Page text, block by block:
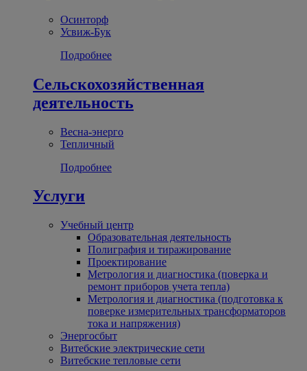
Осинторф
Усвиж-Бук
Подробнее
Сельскохозяйственная
деятельность
Весна-энерго
Тепличный
Подробнее
Услуги
Учебный центр
Образовательная деятельность
Полиграфия и тиражирование
Проектирование
Метрология и диагностика (поверка и
ремонт приборов учета тепла)
Метрология и диагностика (подготовка к
поверке измерительных трансформаторов
тока и напряжения)
Энергосбыт
Витебские электрические сети
Витебские тепловые сети